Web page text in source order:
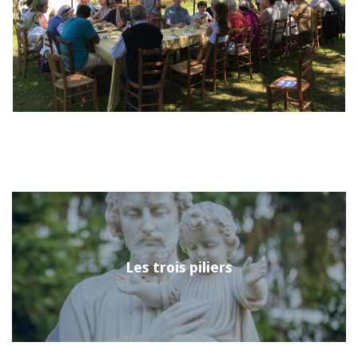
Les trois piliers